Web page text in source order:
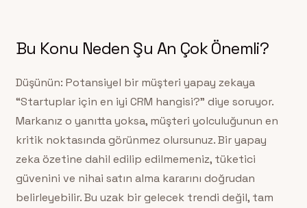
Bu Konu Neden Şu An Çok Önemli?
Düşünün: Potansiyel bir müşteri yapay zekaya
“Startuplar için en iyi CRM hangisi?” diye soruyor.
Markanız o yanıtta yoksa, müşteri yolculuğunun en
kritik noktasında görünmez olursunuz. Bir yapay
zeka özetine dahil edilip edilmemeniz, tüketici
güvenini ve nihai satın alma kararını doğrudan
belirleyebilir. Bu uzak bir gelecek trendi değil, tam